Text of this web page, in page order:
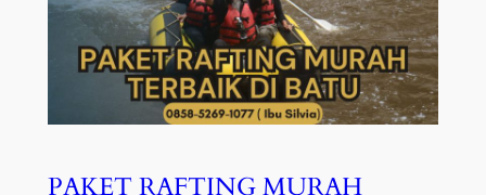
PAKET RAFTING MURAH